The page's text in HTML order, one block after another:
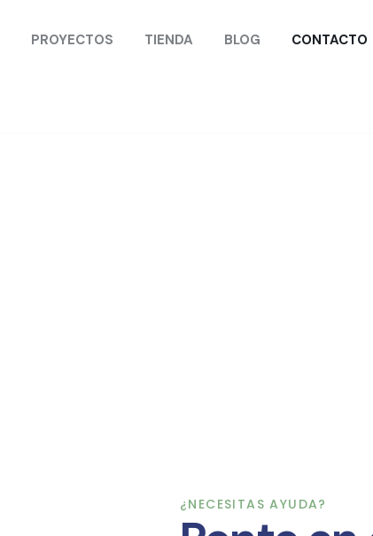
PROYECTOS TIENDA BLOG CONTACTO
¿NECESITAS AYUDA?